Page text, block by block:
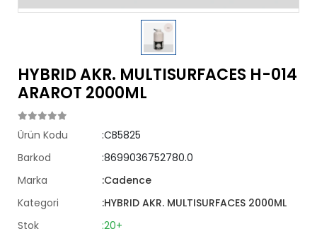
HYBRID AKR. MULTISURFACES H-014
ARAROT 2000ML
Ürün Kodu
:CB5825
Barkod
:8699036752780.0
Marka
:Cadence
Kategori
:HYBRID AKR. MULTISURFACES 2000ML
Stok
:20+